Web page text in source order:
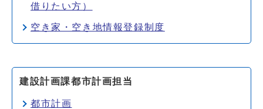
借りたい方）
空き家・空き地情報登録制度
建設計画課都市計画担当
都市計画